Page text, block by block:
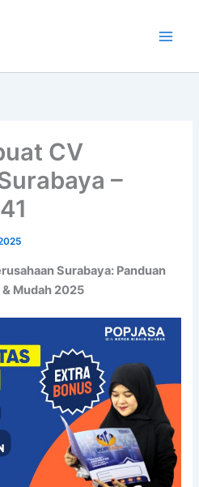
CV
–
Surabaya: Panduan
Mudah 2025